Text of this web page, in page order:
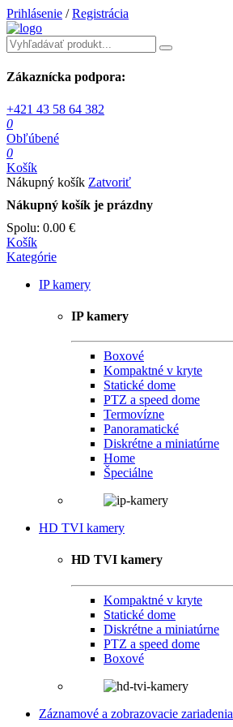
Prihlásenie / Registrácia
Zákaznícka podpora:
+421 43 58 64 382
0
Obľúbené
0
Košík
Nákupný košík Zatvoriť
Nákupný košík je prázdny
Spolu: 0.00 €
Košík
Kategórie
IP kamery
IP kamery
Boxové
Kompaktné v kryte
Statické dome
PTZ a speed dome
Termovízne
Panoramatické
Diskrétne a miniatúrne
Home
Špeciálne
HD TVI kamery
HD TVI kamery
Kompaktné v kryte
Statické dome
Diskrétne a miniatúrne
PTZ a speed dome
Boxové
Záznamové a zobrazovacie zariadenia